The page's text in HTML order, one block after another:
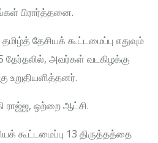
பிரார்த்தனை.
தேசியக் கூட்டமைப்பு எதுவும்
அவர்கள் வடகிழக்கு
உறுதியளித்தனர்.
ராஜ்ஜ, ஒற்றை ஆட்சி.
கூட்டமைப்பு 13 திருத்தத்தை